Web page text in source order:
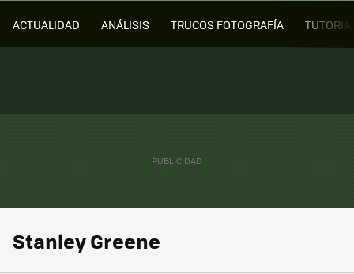
ACTUALIDAD ANÁLISIS TRUCOS FOTOGRAFÍA
Stanley Greene